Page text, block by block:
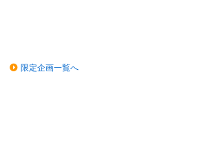
限定企画一覧へ